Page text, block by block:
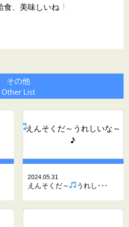
食、美味しいね
その他
Other List
えんそくだ～ うれしいな～
♪
2024.05.31
えんそくだ～ うれし･･･